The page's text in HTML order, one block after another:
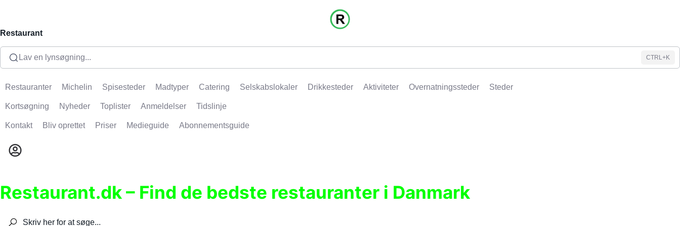
Restaurant
Lav en lynsøgning... CTRL+K
Restauranter Michelin Spisesteder Madtyper Catering Selskabslokaler Drikkesteder Aktiviteter Overnatningssteder Steder
Kortsøgning Nyheder Toplister Anmeldelser Tidslinje
Kontakt Bliv oprettet Priser Medieguide Abonnementsguide
Restaurant.dk – Find de bedste restauranter i Danmark